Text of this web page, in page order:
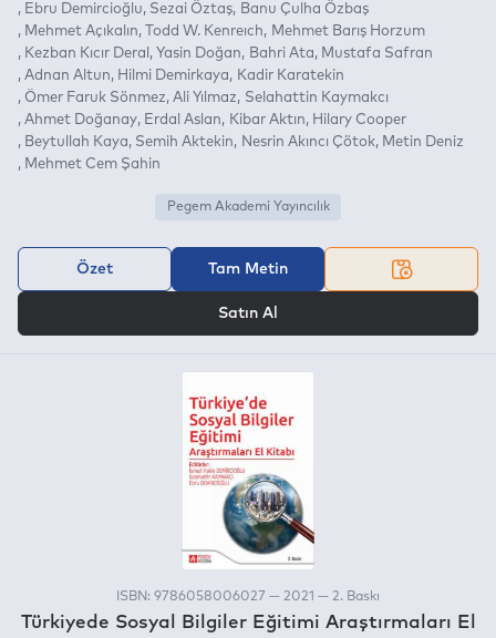
Ebru Demircioğlu
Sezai Öztaş
Banu Çulha Özbaş
Mehmet Açıkalın
Todd W. Kenreıch
Mehmet Barış Horzum
Kezban Kıcır Deral
Yasin Doğan Bahri Ata
Mustafa Safran
Adnan Altun
Hilmi Demirkaya
Kadir Karatekin
Ömer Faruk Sönmez Ali Yılmaz
Selahattin Kaymakcı
Ahmet Doğanay
Erdal Aslan Kibar Aktın
Hilary Cooper
Beytullah Kaya
Semih Aktekin Nesrin Akıncı Çötok
Metin Deniz
Mehmet Cem Şahin
Pegem Akademi Yayıncılık
Özet Tam Metin
Satın Al
ISBN: 9786058006027 — 2021 — 2. Baskı
Türkiyede Sosyal Bilgiler Eğitimi Araştırmaları El